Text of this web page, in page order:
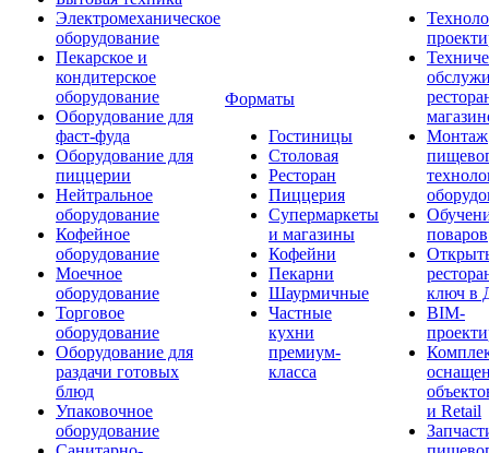
Электромеханическое
оборудование
Пекарское и
кондитерское
оборудование
Оборудование для
фаст-фуда
Оборудование для
пиццерии
Нейтральное
оборудование
Кофейное
оборудование
Моечное
оборудование
Торговое
оборудование
Оборудование для
раздачи готовых
блюд
Упаковочное
оборудование
Форматы
Гостиницы
Столовая
Ресторан
Пиццерия
Супермаркеты
и магазины
Кофейни
Пекарни
Шаурмичные
Частные
кухни
премиум-
класса
Монтаж
поваров
ключ в
BIM-
и Retail